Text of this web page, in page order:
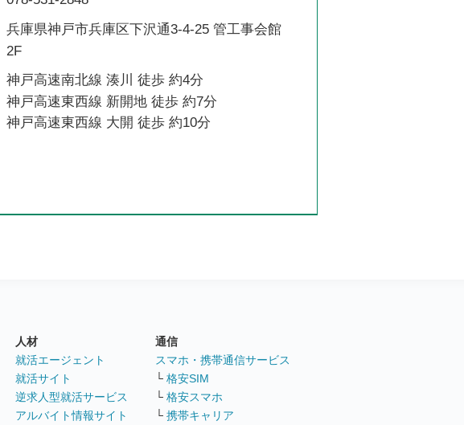
兵庫県神戸市兵庫区下沢通3-4-25 管工事会館
2F
神戸高速南北線 湊川 徒歩 約4分
神戸高速東西線 新開地 徒歩 約7分
神戸高速東西線 大開 徒歩 約10分
人材
就活エージェント
就活サイト
逆求人型就活サービス
アルバイト情報サイト
通信
スマホ・携帯通信サービス
└ 格安SIM
└ 格安スマホ
└ 携帯キャリア